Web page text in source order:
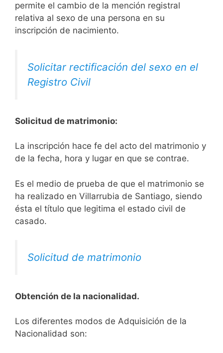
permite el cambio de la mención registral
relativa al sexo de una persona en su
inscripción de nacimiento.
Solicitar rectificación del sexo en el
Registro Civil
Solicitud de matrimonio:
La inscripción hace fe del acto del matrimonio y
de la fecha, hora y lugar en que se contrae.
Es el medio de prueba de que el matrimonio se
ha realizado en Villarrubia de Santiago, siendo
ésta el título que legitima el estado civil de
casado.
Solicitud de matrimonio
Obtención de la nacionalidad.
​​​Los diferentes modos de Adquisición de la
Nacionalidad son: